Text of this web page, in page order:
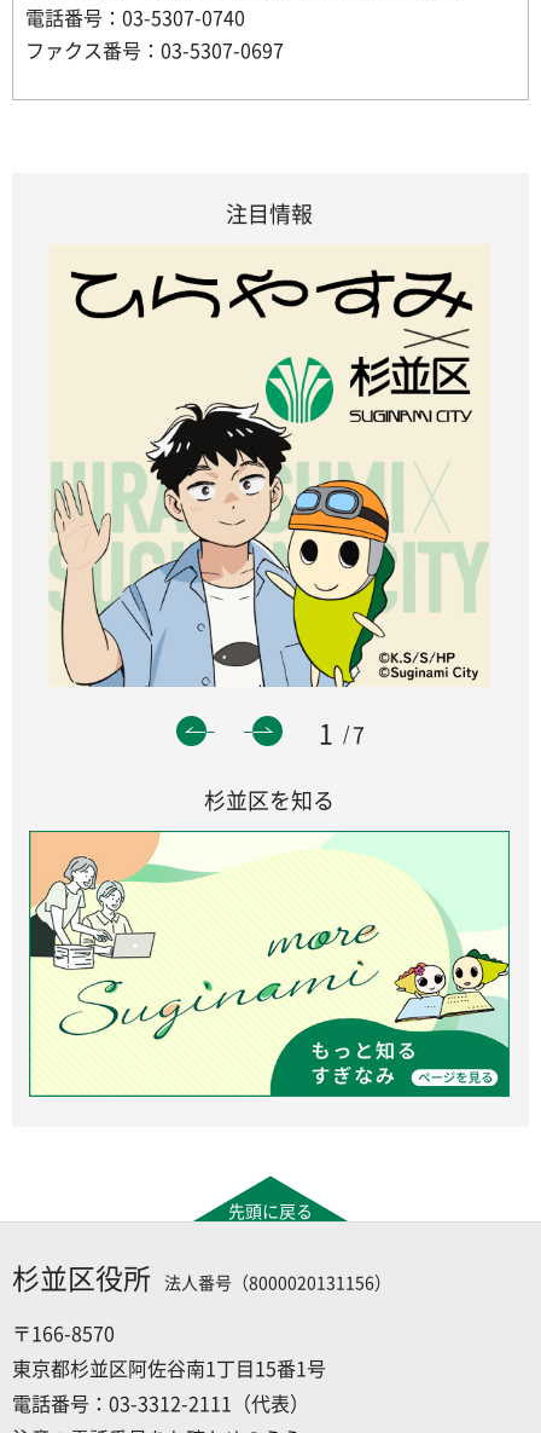
電話番号：03-5307-0740
ファクス番号：03-5307-0697
注目情報
1
7
杉並区を知る
先頭に戻る
杉並区役所 法人番号（8000020131156）
〒166-8570
東京都杉並区阿佐谷南1丁目15番1号
電話番号：03-3312-2111（代表）